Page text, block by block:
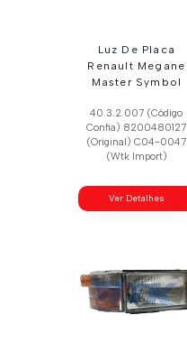
Luz De Placa
Renault Megane
Master Symbol
40.3.2.007 (Código
Confia) 8200480127
(Original) C04-0047
(Wtk Import)
Ver Detalhes